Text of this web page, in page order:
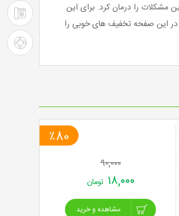
مشکلات را درمان کرد. برای این
این صفحه تخفیف های خوبی را
٪80
۹۰,۰۰۰
۱۸,۰۰۰ تومان
مشاهده و خرید
:
پشتیبانی
۰۲۱-۴۲۰۲۴
: شرکت
راهنمای